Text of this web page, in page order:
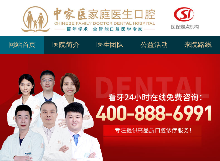
网站首页 医院简介 医生团队 公益活动 来院路线